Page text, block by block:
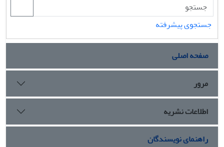
جستجوی پیشرفته
صفحه اصلی
مرور
اطلاعات نشریه
راهنمای نویسندگان